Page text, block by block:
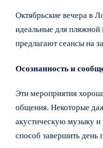
Октябрьские вечера в
идеальные для пляжной
предлагают сеансы на
Осознанность и
Эти мероприятия
общения. Некоторые
акустическую музыку
способ завершить день